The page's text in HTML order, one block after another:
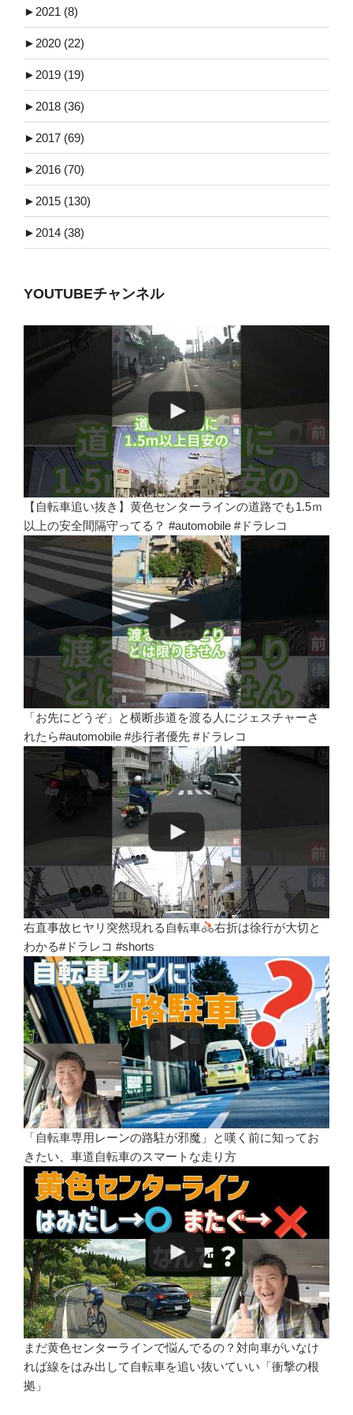
► 2021 (8)
► 2020 (22)
► 2019 (19)
► 2018 (36)
► 2017 (69)
► 2016 (70)
► 2015 (130)
► 2014 (38)
YOUTUBEチャンネル
【自転車追い抜き】黄色センターラインの道路でも1.5ｍ
以上の安全間隔守ってる？ #automobile #ドラレコ
「お先にどうぞ」と横断歩道を渡る人にジェスチャーさ
れたら#automobile #歩行者優先 #ドラレコ
右直事故ヒヤリ突然現れる自転車
右折は徐行が大切と
わかる#ドラレコ #shorts
「自転車専用レーンの路駐が邪魔」と嘆く前に知ってお
きたい、車道自転車のスマートな走り方
まだ黄色センターラインで悩んでるの？対向車がいなけ
れば線をはみ出して自転車を追い抜いていい「衝撃の根
拠」